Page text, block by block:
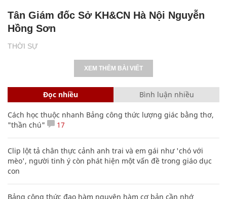
THỜI SỰ
Tân Giám đốc Sở KH&CN Hà Nội Nguyễn
Hồng Sơn
XEM THÊM BÀI VIẾT
Đọc nhiều Bình luận nhiều
Cách học thuộc nhanh Bảng công thức lượng giác bằng thơ,
"thần chú"
17
Clip lột tả chân thực cảnh anh trai và em gái như 'chó với
mèo', người tinh ý còn phát hiện một vấn đề trong giáo dục
con
Bảng công thức đạo hàm nguyên hàm cơ bản cần nhớ